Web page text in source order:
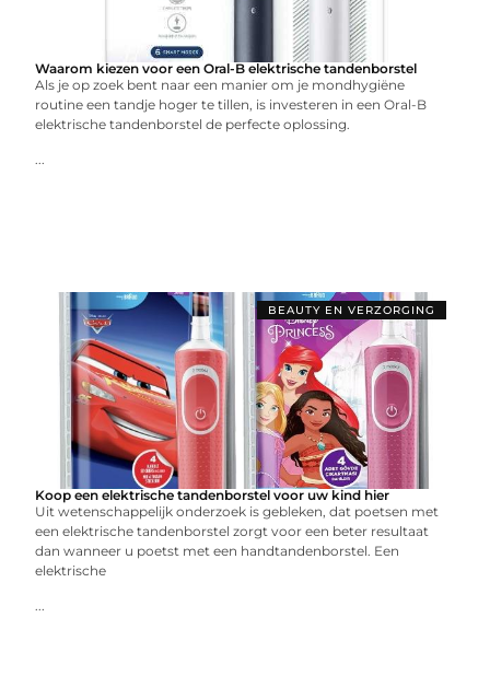
Waarom kiezen voor een Oral-B elektrische tandenborstel
Als je op zoek bent naar een manier om je mondhygiëne
routine een tandje hoger te tillen, is investeren in een Oral-B
elektrische tandenborstel de perfecte oplossing.
...
BEAUTY EN VERZORGING
Koop een elektrische tandenborstel voor uw kind hier
Uit wetenschappelijk onderzoek is gebleken, dat poetsen met
een elektrische tandenborstel zorgt voor een beter resultaat
dan wanneer u poetst met een handtandenborstel. Een
elektrische
...